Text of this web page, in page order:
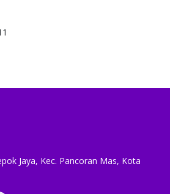
Jaya, Kec. Pancoran Mas, Kota